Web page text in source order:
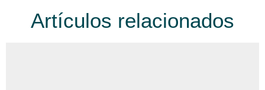
Artículos relacionados